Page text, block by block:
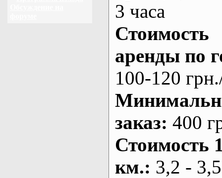
3 часа
Стоимость
аренды по
100-120
заказ: 400
Стоимость
км.: 3,2 -